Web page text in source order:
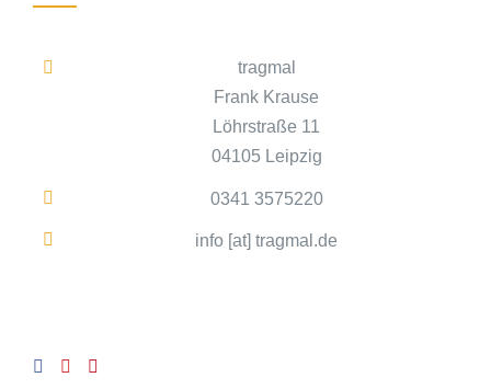
tragmal
Frank Krause
Löhrstraße 11
04105 Leipzig
0341 3575220
info [at] tragmal.de